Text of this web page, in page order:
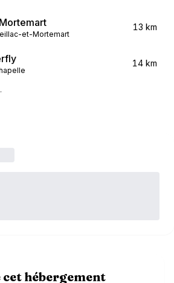
et-Mortemart
13 km
14 km
hébergement